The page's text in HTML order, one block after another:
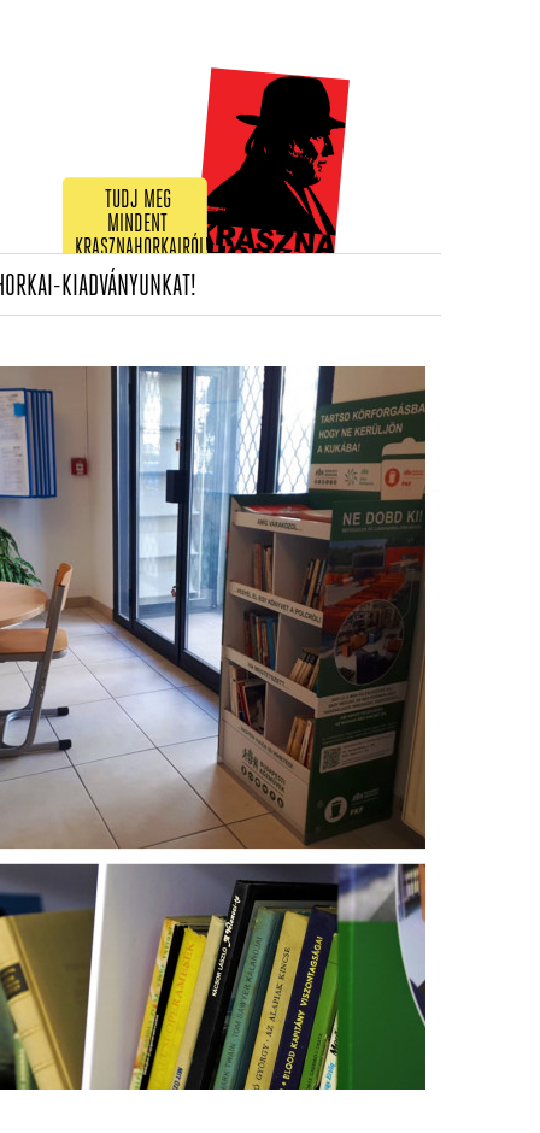
TUDJ MEG
MINDENT
KRASZNAHORKAIRÓL!
KIADVÁNYUNKAT!(CURRENT)